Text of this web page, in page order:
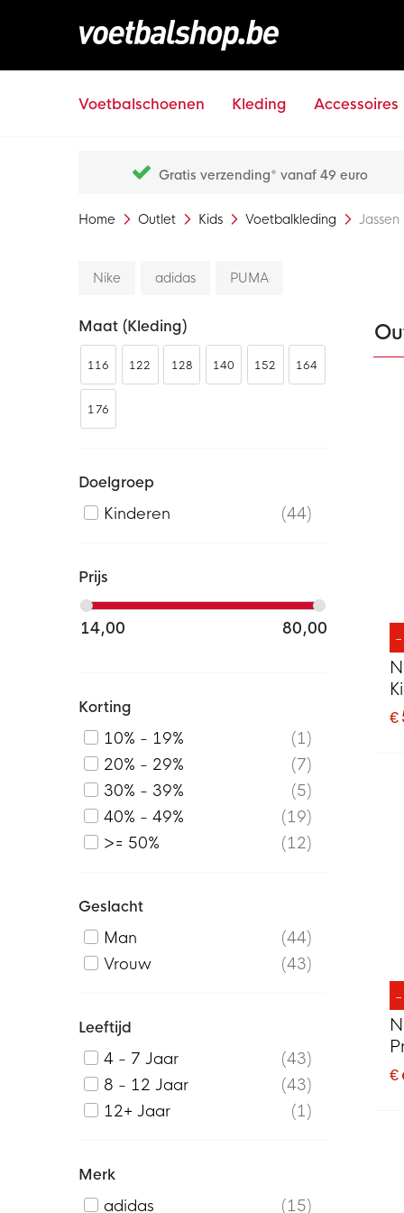
Voetbalschoenen Kleding Accessoires
Gratis verzending* vanaf 49 euro
Home Outlet Kids Voetbalkleding Jassen
Nike adidas PUMA
€
€
Maat (kleding)
116 122 128 140 152 164
176
Doelgroep
Kinderen
44
Prijs
14,00 80,00
Korting
10% - 19%
1
20% - 29%
7
30% - 39%
5
40% - 49%
19
>= 50%
12
Geslacht
Man
44
Vrouw
43
Leeftijd
4 - 7 Jaar
43
8 - 12 Jaar
43
12+ Jaar
1
Merk
adidas
15